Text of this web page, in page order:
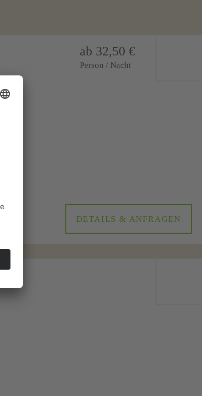
ab 32,50 €
Person / Nacht
DETAILS & ANFRAGEN